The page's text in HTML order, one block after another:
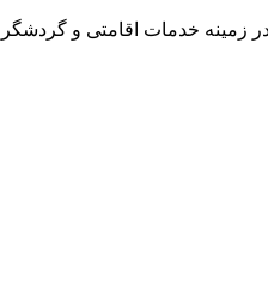
خدمات اقامتی و